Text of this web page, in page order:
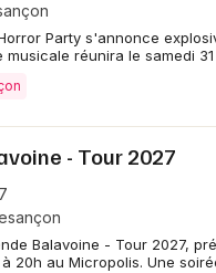
Party s'annonce
musicale réunira le samedi
- Tour 2027
Balavoine - Tour 2027,
20h au Micropolis. Une